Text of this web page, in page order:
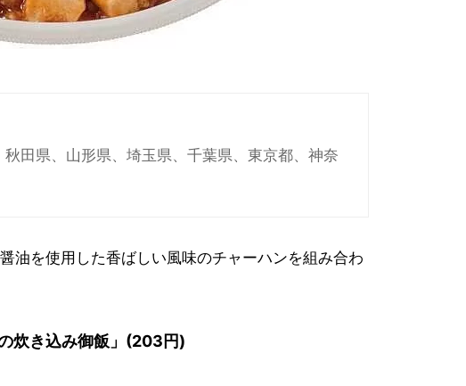
田県、山形県、埼玉県、千葉県、東京都、神奈
油を使用した香ばしい風味のチャーハンを組み合わ
炊き込み御飯」(203円)